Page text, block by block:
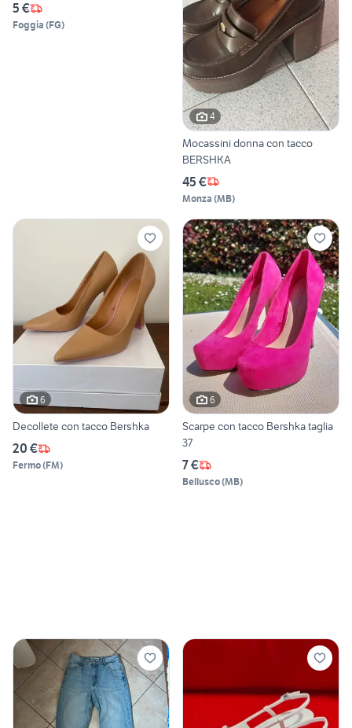
5 €
Foggia (FG)
4
Mocassini donna con tacco
BERSHKA
45 €
Monza (MB)
6
Decollete con tacco Bershka
20 €
Fermo(FM)
6
Scarpe con tacco Bershka taglia
37
7 €
Bellusco(MB)